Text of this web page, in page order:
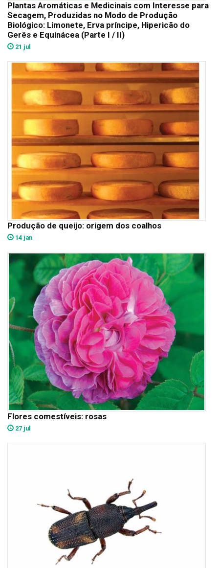
Plantas Aromáticas e Medicinais com Interesse para
Secagem, Produzidas no Modo de Produção
Biológico: Limonete, Erva príncipe, Hipericão do
Gerês e Equinácea (Parte I / II)
21 jul
Produção de queijo: origem dos coalhos
14 jan
Flores comestíveis: rosas
27 jul